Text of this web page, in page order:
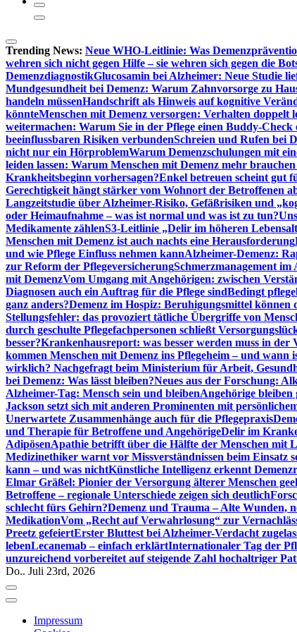
Trending News: Neue WHO-Leitlinie: Was
wehren sich nicht gegen Hilfe – sie wehren sich gegen die
DemenzdiagnostikGlucosamin bei Alzheimer: Neue Studie
Mundgesundheit bei Demenz: Warum Zahnvorsorge zu
handeln müssenHandschrift als Hinweis auf kognitive
könnteMenschen mit Demenz versorgen: Verhalten doppelt
weitermachen: Warum Sie in der Pflege einen Buddy-Check
beeinflussbaren Risiken verbundenSchreien und Rufen bei
nicht nur ein HörproblemWarum Demenzschulungen mit
leiden lassen: Warum Menschen mit Demenz mehr
Krankheitsbeginn vorhersagen?Enkel betreuen scheint gut
Gerechtigkeit hängt stärker vom Wohnort der Betroffenen
Langzeitstudie über Alzheimer-Risiko, Gefäßrisiken und
oder Heimaufnahme – was ist normal und was ist zu tun?
Medikamente zählenS3-Leitlinie „Delir im höheren
Menschen mit Demenz ist auch nachts eine Herausforderung
und wie Pflege Einfluss nehmen kannAlzheimer-Demenz:
zur Reform der PflegeversicherungSchmerzmanagement
mit DemenzVom Umgang mit Angehörigen: zwischen
Diagnosen auch ein Auftrag für die Pflege sindBedingt
ganz anders?Demenz im Hospiz: Beruhigungsmittel können
Stellungsfehler: das provoziert tätliche Übergriffe von
durch geschulte Pflegefachpersonen schließt
besser?Krankenhausreport: was besser werden muss in der
kommen Menschen mit Demenz ins Pflegeheim – und
wirklich? Nachgefragt beim Ministerium für Arbeit,
bei Demenz: Was lässt bleiben?Neues aus der Forschung:
Alzheimer-Tag: Mensch sein und bleibenAngehörige bleiben
Jackson setzt sich mit anderen Prominenten mit
Unerwartete Zusammenhänge auch für die Pflegepraxis
und Therapie für Betroffene und AngehörigeDelir im
AdipösenApathie betrifft über die Hälfte der Menschen mit
Medizinethiker warnt vor Missverständnissen beim Einsatz
kann – und was nichtKünstliche Intelligenz erkennt
Elmar Gräßel: Pionier der Versorgung älterer Menschen
Betroffene – regionale Unterschiede zeigen sich deutlich
schlecht fürs Gehirn?Demenz und Trauma – Alte Wunden,
MedikationVom „Recht auf Verwahrlosung“ zur
Preetz gefeiertErster Bluttest bei Alzheimer-Verdacht
lebenLecanemab – einfach erklärtInternationaler Tag der
unzureichend vorbereitet auf steigende Zahl hochaltriger
Do.. Juli 23rd, 2026
Impressum